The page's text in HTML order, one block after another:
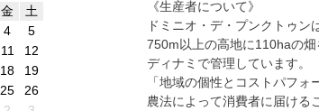
金
土
4
5
11
12
18
19
25
26
《生産者について》
ドミニオ・デ・プンクトゥン
750m以上の高地に110haの
ディナミで管理しています。
「地域の個性とコストパフ
農法によって消費者に届ける